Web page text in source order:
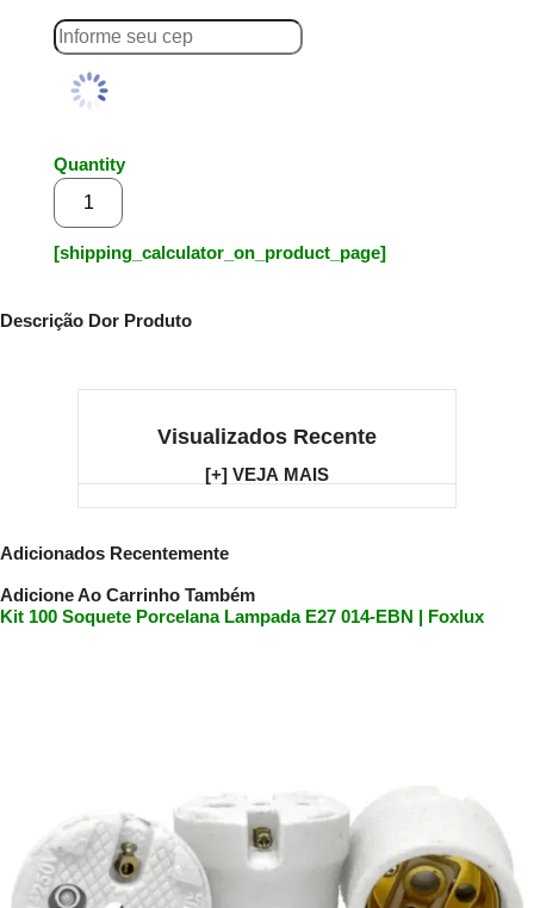
Quantity
[shipping_calculator_on_product_page]
Descrição Dor Produto
Visualizados Recente
[+] VEJA MAIS
Adicionados Recentemente
Adicione Ao Carrinho Também
Kit 100 Soquete Porcelana Lampada E27 014-EBN | Foxlux